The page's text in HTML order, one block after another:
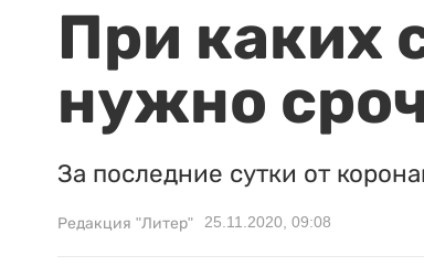
При каких
нужно
За последние сутки от
Редакция "Литер" 25.11.2020, 09:08